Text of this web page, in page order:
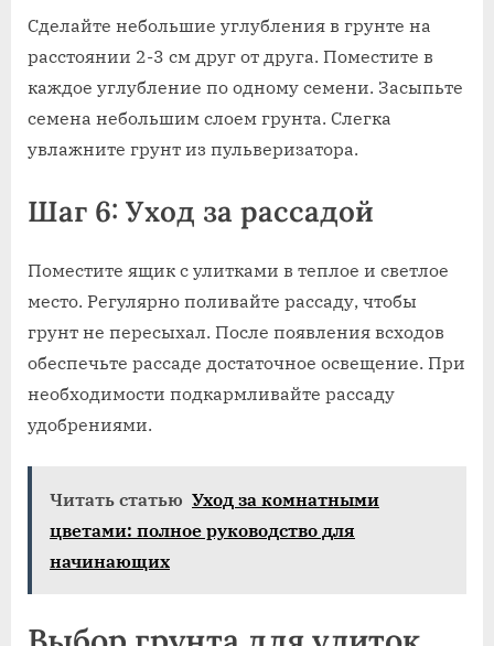
Сделайте небольшие углубления в грунте на
расстоянии 2-3 см друг от друга. Поместите в
каждое углубление по одному семени. Засыпьте
семена небольшим слоем грунта. Слегка
увлажните грунт из пульверизатора.
Шаг 6: Уход за рассадой
Поместите ящик с улитками в теплое и светлое
место. Регулярно поливайте рассаду, чтобы
грунт не пересыхал. После появления всходов
обеспечьте рассаде достаточное освещение. При
необходимости подкармливайте рассаду
удобрениями.
Читать статью Уход за комнатными
цветами: полное руководство для
начинающих